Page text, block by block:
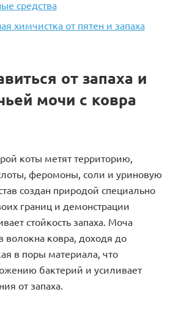
средства
химчистка от пятен и запаха
от запаха и
мочи с ковра
коты метят территорию,
феромоны, соли и уриновую
создан природой специально
границ и демонстрации
стойкость запаха. Моча
волокна ковра, доходя до
в поры материала, что
бактерий и усиливает
от запаха.